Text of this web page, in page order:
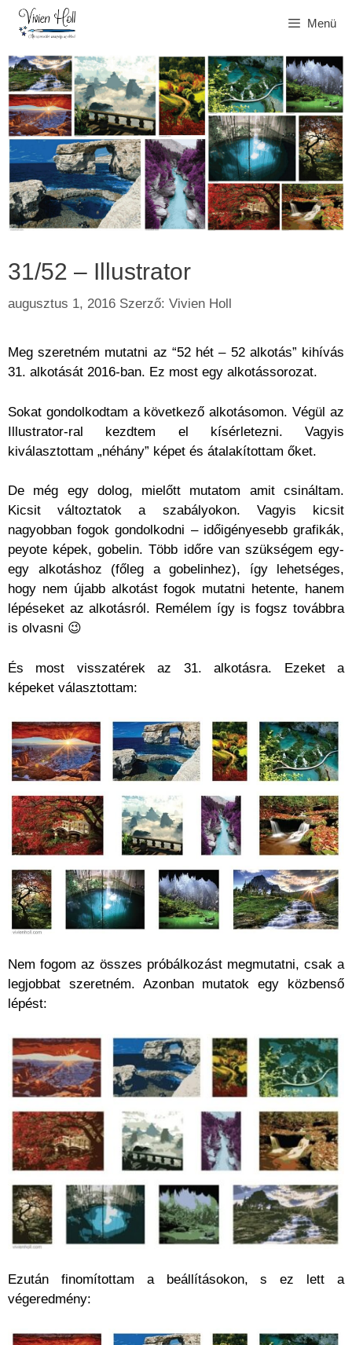
Kilépés
Menü
31/52 – Illustrator
augusztus 1, 2016 Szerző: Vivien Holl
Meg szeretném mutatni az “52 hét – 52 alkotás” kihívás
31. alkotását 2016-ban. Ez most egy alkotássorozat.
Sokat gondolkodtam a következő alkotásomon. Végül az
Illustrator-ral kezdtem el kísérletezni. Vagyis
kiválasztottam „néhány” képet és átalakítottam őket.
De még egy dolog, mielőtt mutatom amit csináltam.
Kicsit változtatok a szabályokon. Vagyis kicsit
nagyobban fogok gondolkodni – időigényesebb grafikák,
peyote képek, gobelin. Több időre van szükségem egy-
egy alkotáshoz (főleg a gobelinhez), így lehetséges,
hogy nem újabb alkotást fogok mutatni hetente, hanem
lépéseket az alkotásról. Remélem így is fogsz továbbra
is olvasni 😉
És most visszatérek az 31. alkotásra. Ezeket a
képeket választottam:
Nem fogom az összes próbálkozást megmutatni, csak a
legjobbat szeretném. Azonban mutatok egy közbenső
lépést:
Ezután finomítottam a beállításokon, s ez lett a
végeredmény: